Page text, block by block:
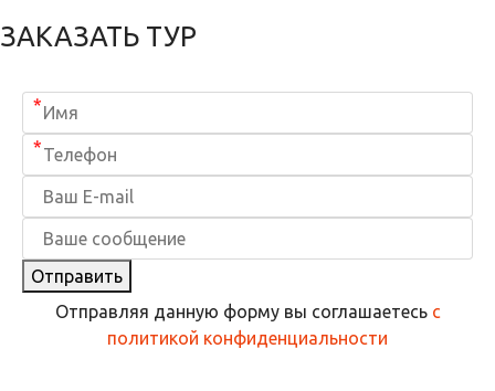
ЗАКАЗАТЬ ТУР
*
*
Отправить
Отправляя данную форму вы соглашаетесь с
политикой конфиденциальности